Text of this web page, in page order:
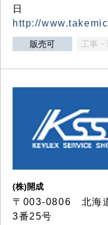
日
http://
販売可 工事
(株)開成
〒003-0806 北海
3番25号